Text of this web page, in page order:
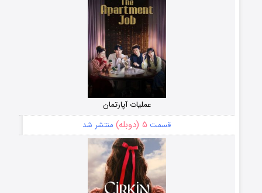
عملیات آپارتمان
قسمت ۵ (دوبله) منتشر شد